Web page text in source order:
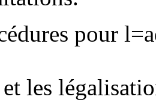
pour l=
les